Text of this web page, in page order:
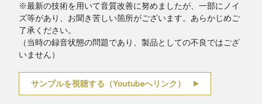
※最新の技術を用いて音質改善に努めましたが、一部にノイ
ズ等があり、お聞き苦しい箇所がございます。あらかじめご
了承ください。
（当時の録音状態の問題であり、製品としての不良ではござ
いません）
サンプルを視聴する（Youtubeへリンク）